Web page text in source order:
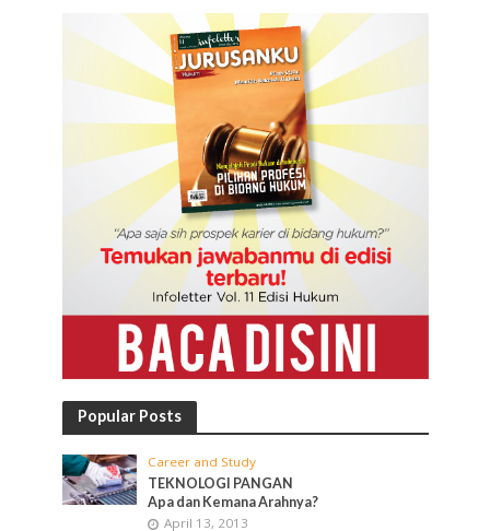
Popular Posts
Career and Study
TEKNOLOGI PANGAN
Apa dan Kemana Arahnya?
April 13, 2013